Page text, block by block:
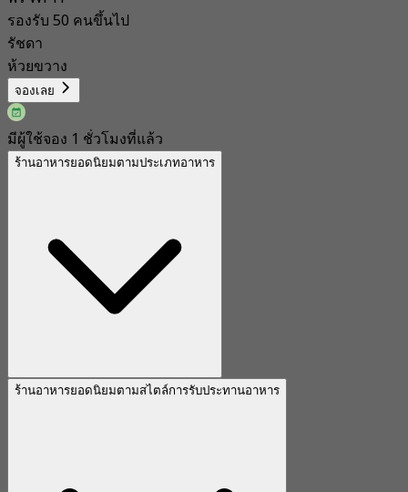
รองรับ 50 คนขึ้นไป
รัชดา
ห้วยขวาง
จองเลย
มีผู้ใช้จอง 1 ชั่วโมงที่แล้ว
ร้านอาหารยอดนิยมตามประเภทอาหาร
ร้านอาหารยอดนิยมตามสไตล์การรับประทานอาหาร